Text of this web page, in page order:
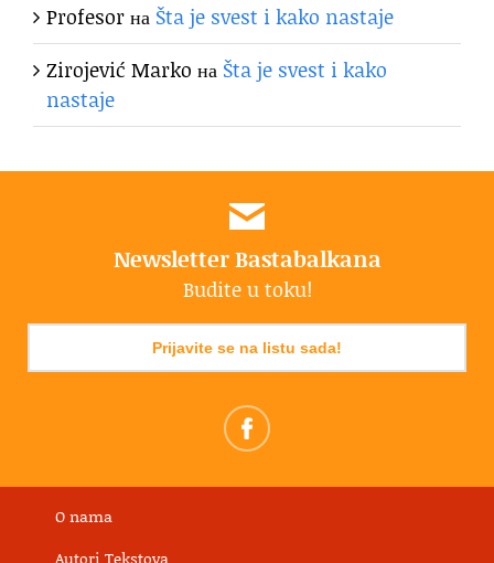
Profesorна Šta je svest i kako nastaje
Zirojević Marko на Šta je svest i kako
nastaje
Newsletter Bastabalkana
Budite u toku!
Prijavite se na listu sada!
O nama
Autori Tekstova